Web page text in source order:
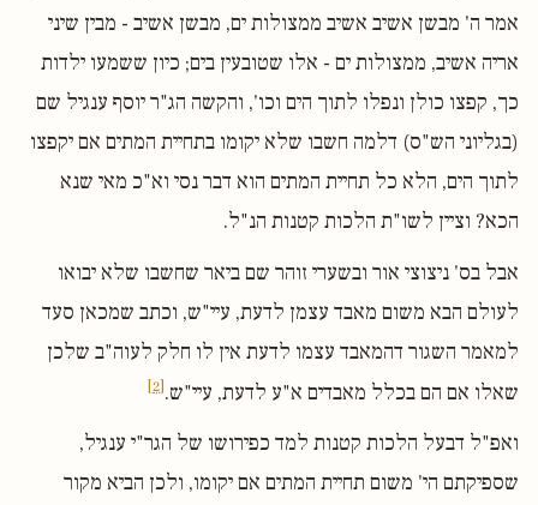
אמר ה' מבשן אשיב אשיב ממצולות ים, מבשן אשיב - מבין שיני
אריה אשיב, ממצולות ים - אלו שטובעין בים; כיון ששמעו ילדות
כך, קפצו כולן ונפלו לתוך הים וכו', והקשה הג"ר יוסף ענגיל שם
(בגליוני הש"ס) דלמה חשבו שלא יקומו בתחיית המתים אם יקפצו
לתוך הים, הלא כל תחיית המתים הוא דבר נסי וא"כ מאי שנא
הכא? וציין לשו"ת הלכות קטנות הנ"ל.
אבל בס' ניצוצי אור ובשערי זוהר שם ביאר שחשבו שלא יבואו
לעולם הבא משום מאבד עצמן לדעת, עיי"ש, וכתב שמכאן סעד
למאמר השגור דהמאבד עצמו לדעת אין לו חלק לעוה"ב שלכן
שאלו אם הם בכלל מאבדים א"ע לדעת, עיי"ש.[2]
ואפ"ל דבעל הלכות קטנות למד כפירושו של הגר"י ענגיל,
שספיקתם הי' משום תחיית המתים אם יקומו, ולכן הביא מקור